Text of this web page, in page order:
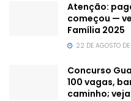
Atenção:
começou —
Família 2025
22 DE AGOSTO
Concurso
100 vagas,
caminho;